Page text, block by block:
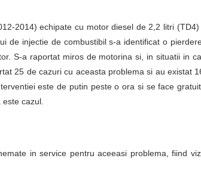
2014) echipate cu motor diesel de 2,2 litri
de injectie de combustibil s-a identificat o
S-a raportat miros de motorina si, in situatii in
25 de cazuri cu aceasta problema si au existat
este de putin peste o ora si se face
cazul.
in service pentru aceeasi problema, fiind